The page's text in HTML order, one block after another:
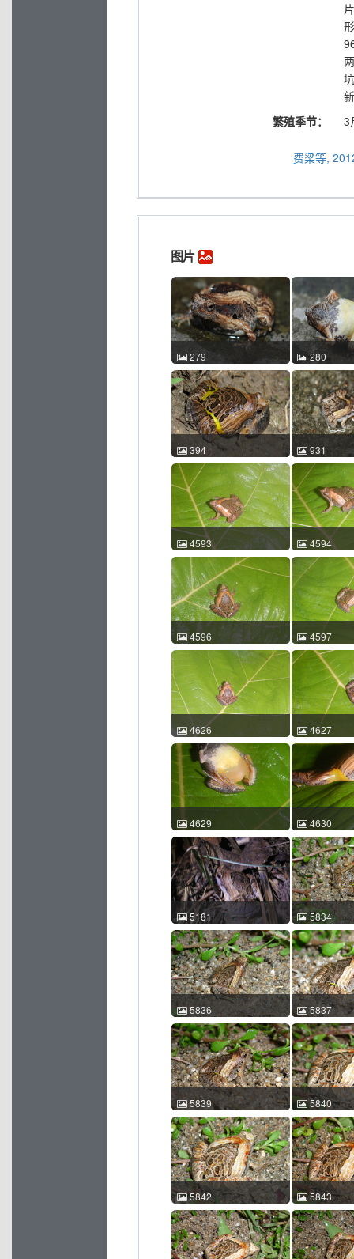
繁殖季节：
3
费梁等,
图片
279
花姬蛙 Microhyla pulchra
颜芳 2011-04-17 16:23:08
中国海南 ACM id:279
280
花姬蛙
颜芳 2011-
中国海南
394
花姬蛙 Microhyla pulchra
王运宇 2010-04-09
20:02:07 中国广东 ACM
id:394
931
花姬蛙
汪继超
20:27:51 中
id:931
4593
花姬蛙 Microhyla pulchra
赵海鹏 2015-08-02
10:11:03 中国广西 ACM
id:4593
4594
花姬蛙
赵海鹏
10:11:08 中
id:4594
4596
花姬蛙 Microhyla pulchra
赵海鹏 2015-08-02
10:11:18 中国广西 ACM
id:4596
4597
花姬蛙
赵海鹏
10:11:25 中
id:4597
4626
花姬蛙 Microhyla pulchra
赵海鹏 2015-08-02
10:13:20 中国广西 ACM
id:4626
4627
花姬蛙
赵海鹏
10:13:38 中
id:4627
4629
花姬蛙 Microhyla pulchra
赵海鹏 2015-08-02
10:15:18 中国广西 ACM
id:4629
4630
花姬蛙
赵海鹏
10:15:50 中
id:4630
5181
花姬蛙 Microhyla pulchra
吕植桐 吕植桐 2014-10-05
20:05:54 中国广东 ACM
id:5181
5834
花姬蛙
王运宇
21:34:32 中
id:5834
5836
花姬蛙 Microhyla pulchra
王运宇 2010-04-06
21:34:52 中国广东 ACM
id:5836
5837
花姬蛙
王运宇
21:35:37 中
id:5837
5839
花姬蛙 Microhyla pulchra
王运宇 2010-04-06
21:35:58 中国广东 ACM
id:5839
5840
花姬蛙
王运宇
21:46:32 中
id:5840
5842
花姬蛙 Microhyla pulchra
王运宇 2010-04-06
21:46:52 中国广东 ACM
id:5842
5843
花姬蛙
王运宇
21:47:51 中
id:5843